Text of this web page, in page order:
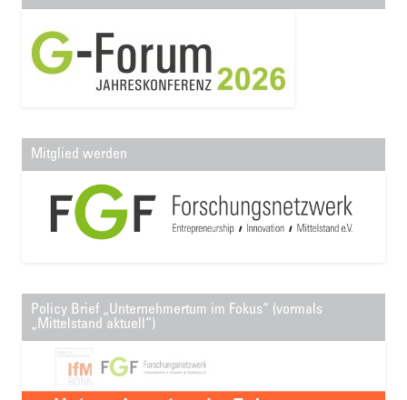
Mitglied werden
Policy Brief „Unternehmertum im Fokus“ (vormals
„Mittelstand aktuell“)